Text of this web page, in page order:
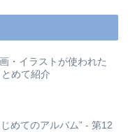
・イラストが使われた
めて紹介
じめてのアルバム” - 第12